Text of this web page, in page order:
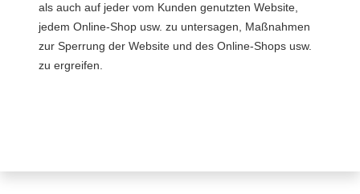
als auch auf jeder vom Kunden genutzten Website,
jedem Online-Shop usw. zu untersagen, Maßnahmen
zur Sperrung der Website und des Online-Shops usw.
zu ergreifen.